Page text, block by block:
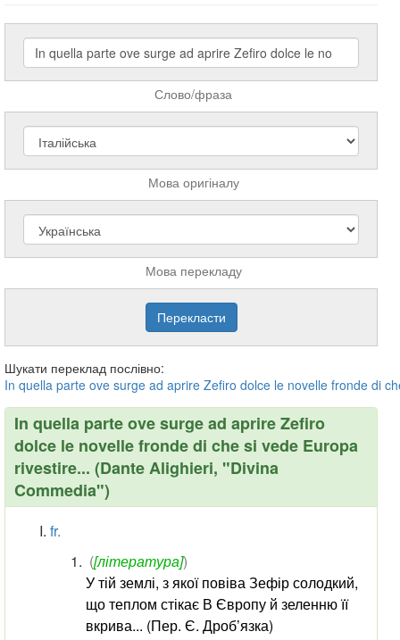
Слово/фраза
Мова оригіналу
Мова перекладу
Шукати переклад послівно:
In quella parte ove surge ad aprire Zefiro dolce le novelle fronde di
In quella parte ove surge ad aprire Zefiro
dolce le novelle fronde di che si vede Europa
rivestire... (Dante Alighieri, "Divina
Commedia")
fr.
([література])
У тій землі, з якої повіва Зефір солодкий,
що теплом стікає В Європу й зеленню її
вкрива... (Пер. Є. Дроб’язка)